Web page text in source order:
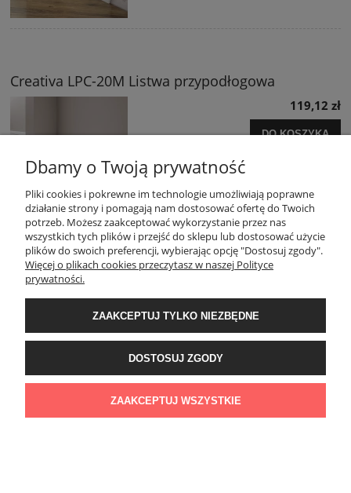
Creativa LPC-20M Listwa przypodłogowa
119,12 zł
DO KOSZYKA
Creativa LPC-24F Listwa przypodłogowa
Dbamy o Twoją prywatność
Pliki cookies i pokrewne im technologie umożliwiają poprawne
działanie strony i pomagają nam dostosować ofertę do Twoich
potrzeb. Możesz zaakceptować wykorzystanie przez nas
wszystkich tych plików i przejść do sklepu lub dostosować użycie
plików do swoich preferencji, wybierając opcję "Dostosuj zgody".
Więcej o plikach cookies przeczytasz w naszej Polityce
prywatności.
ZAAKCEPTUJ TYLKO NIEZBĘDNE
DOSTOSUJ ZGODY
ZAAKCEPTUJ WSZYSTKIE